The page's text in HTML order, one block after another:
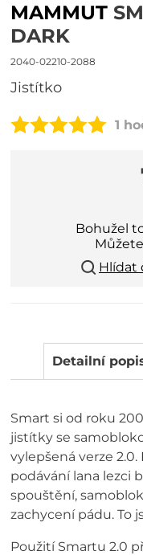
MAMMUT
DARK
2040-02210-2088
Jistítko
1
Bohužel
Hlídat
Detailní
Smart si od roku
jistítky se
vylepšená verze
podávání lana lezci
spouštění,
zachycení pádu. To
Použití Smartu 2.0